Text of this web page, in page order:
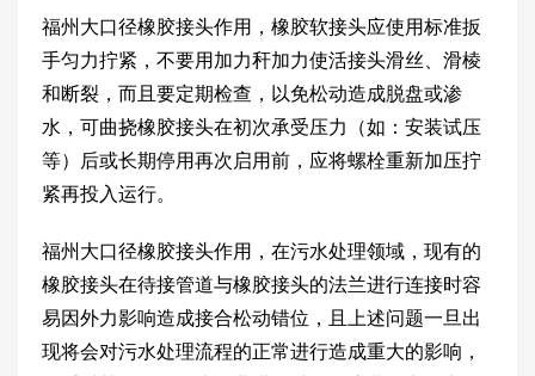
福州大口径橡胶接头作用，橡胶软接头应使用标准扳
手匀力拧紧，不要用加力秆加力使活接头滑丝、滑棱
和断裂，而且要定期检查，以免松动造成脱盘或渗
水，可曲挠橡胶接头在初次承受压力（如：安装试压
等）后或长期停用再次启用前，应将螺栓重新加压拧
紧再投入运行。
福州大口径橡胶接头作用，在污水处理领域，现有的
橡胶接头在待接管道与橡胶接头的法兰进行连接时容
易因外力影响造成接合松动错位，且上述问题一旦出
现将会对污水处理流程的正常进行造成重大的影响，